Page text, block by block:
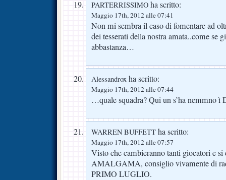
PARTERRISSIMO ha scritto:
Maggio 17th, 2012 alle 07:41
Non mi sembra il caso di fomentare ad
dei tesserati della nostra amata..come se
abbastanza…
Alessandrox ha scritto:
Maggio 17th, 2012 alle 07:44
…quale squadra? Qui un s’ha nemmno
WARREN BUFFETT ha scritto:
Maggio 17th, 2012 alle 07:57
Visto che cambieranno tanti giocatori e si
AMALGAMA, consiglio vivamente di
PRIMO LUGLIO.